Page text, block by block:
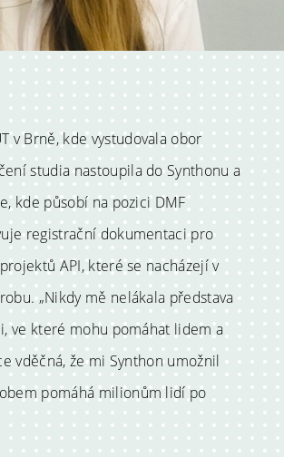
v Brně, kde vystudovala obor
studia nastoupila do Synthonu a
kde působí na pozici DMF
registrační dokumentaci pro
API, které se nacházejí v
„Nikdy mě nelákala představa
ve které mohu pomáhat lidem a
vděčná, že mi Synthon umožnil
pomáhá milionům lidí po